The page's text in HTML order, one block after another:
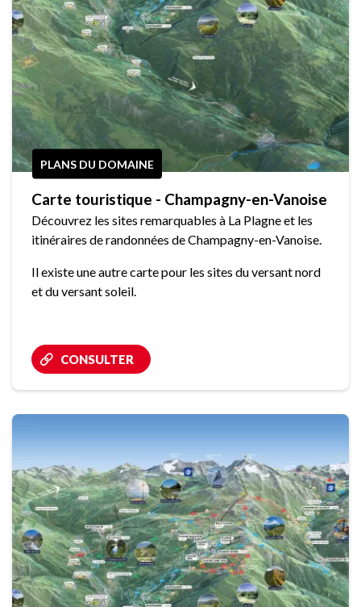
PLANS DU DOMAINE
Carte touristique - Champagny-en-Vanoise
Découvrez les sites remarquables à La Plagne et les
itinéraires de randonnées de Champagny-en-Vanoise.
Il existe une autre carte pour les sites du versant nord
et du versant soleil.
CONSULTER